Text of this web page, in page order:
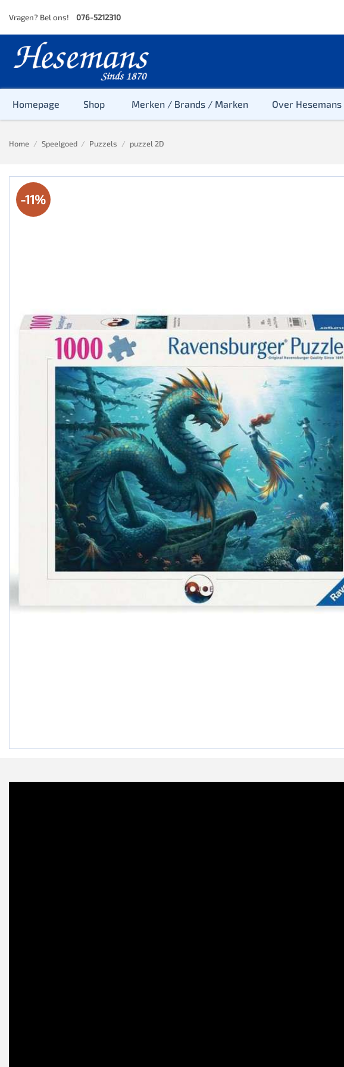
content
Vragen? Bel ons! 076-5212310
Homepage Shop Merken / Brands / Marken Over Hesemans
Home / Speelgoed / Puzzels / puzzel 2D
-11%